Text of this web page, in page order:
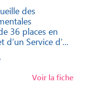
des
36 places en
Service d’...
Voir la fiche